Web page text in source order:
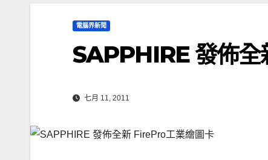
電腦界新聞
SAPPHIRE 發佈
七月 11, 2011